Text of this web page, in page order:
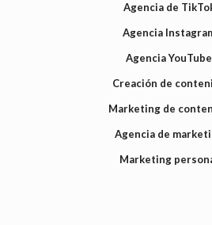
Agencia de
Agencia
Agencia YouTube
Creación de
Marketing de
Agencia de
Marketing